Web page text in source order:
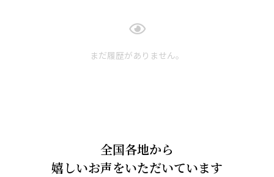
まだ履歴がありません。
全国各地から
嬉しいお声をいただいています